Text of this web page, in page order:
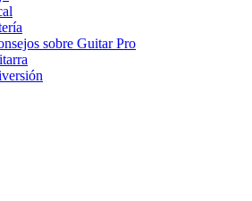
sobre Guitar Pro